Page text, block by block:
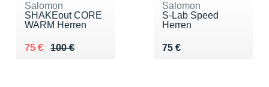
Salomon
SHAKEout CORE
WARM Herren
100 €
Au lieu de 100 €
75 €
Vendu 75 €
Salomon
S-Lab Speed
Herren
75 €
Vendu 75 €